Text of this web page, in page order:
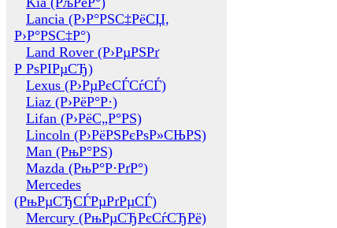
Lancia (Р›Р°РЅС‡РёСЏ,
Р›Р°РЅС‡Р°)
Land Rover (Р›РµРЅРґ
Р РѕРІРµСЂ)
Lexus (Р›РµРєСЃСѓСЃ)
Liaz (Р›РёР°Р·)
Lifan (Р›РёС„Р°РЅ)
Lincoln (Р›РёРЅРєРѕР»СЊРЅ)
Man (РњР°РЅ)
Mazda (РњР°Р·РґР°)
Mercedes
(РњРµСЂСЃРµРґРµСЃ)
Mercury (РњРµСЂРєСѓСЂРё)